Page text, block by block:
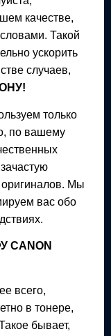
качестве,
Такой
ускорить
случаев,
только
по вашему
оригиналов. Мы
вас обо
CANON
всего,
в тонере,
бывает,